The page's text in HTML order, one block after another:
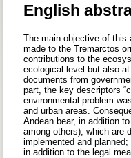
English
The main objective of this
made to the Tremarctos
contributions to the
ecological level but also
documents from
part, the key descriptors
environmental problem
and urban areas.
Andean bear, in addition
among others), which are
implemented and
in addition to the legal